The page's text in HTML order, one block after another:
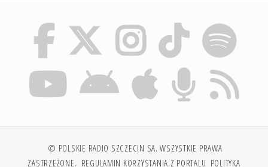
© POLSKIE RADIO SZCZECIN SA. WSZYSTKIE PRAWA
ZASTRZEŻONE. REGULAMIN KORZYSTANIA Z PORTALU POLITYKA